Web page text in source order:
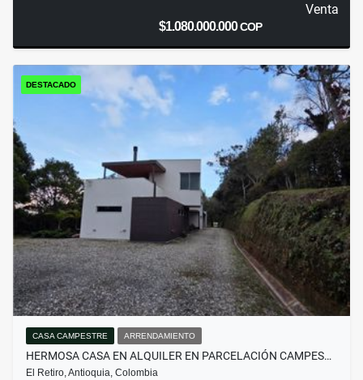
Venta
$1.080.000.000COP
DESTACADO
CASA CAMPESTRE ARRENDAMIENTO
HERMOSA CASA EN ALQUILER EN PARCELACIÓN CAMPES…
El Retiro, Antioquia, Colombia